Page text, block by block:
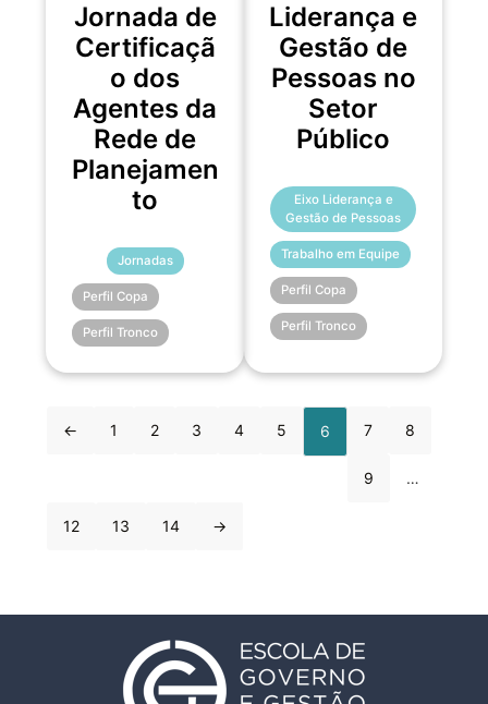
Jornada de
Certificaçã
o dos
Agentes da
Rede de
Planejamen
to
Jornadas
Perfil Copa
Perfil Tronco
Liderança e
Gestão de
Pessoas no
Setor
Público
Eixo Liderança e
Gestão de Pessoas
Trabalho em Equipe
Perfil Copa
Perfil Tronco
← 1 2 3 4 5 6 7 8
9 …
12 13 14 →